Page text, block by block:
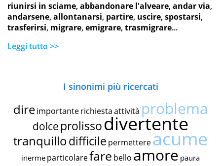
riunirsi in sciame,abbandonare l'alveare,andar via,
andarsene,allontanarsi, partire, uscire,spostarsi,
trasferirsi, migrare,emigrare,trasmigrare...
Leggi tutto >>
I sinonimi più ricercati
dire importante richiestaattività problema
dolce prolissodivertente
tranquillodifficile permettereacume
inerme particolarefare bello amore paura